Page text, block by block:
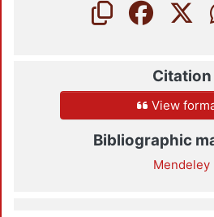
Citation
View
Bibliographic
Mendeley